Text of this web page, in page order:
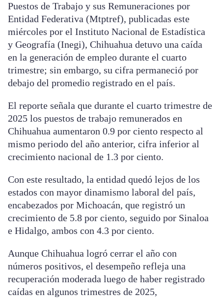
Puestos de Trabajo y sus Remuneraciones por
Entidad Federativa (Mtptref), publicadas este
miércoles por el Instituto Nacional de Estadística
y Geografía (Inegi), Chihuahua detuvo una caída
en la generación de empleo durante el cuarto
trimestre; sin embargo, su cifra permaneció por
debajo del promedio registrado en el país.
El reporte señala que durante el cuarto trimestre de
2025 los puestos de trabajo remunerados en
Chihuahua aumentaron 0.9 por ciento respecto al
mismo periodo del año anterior, cifra inferior al
crecimiento nacional de 1.3 por ciento.
Con este resultado, la entidad quedó lejos de los
estados con mayor dinamismo laboral del país,
encabezados por Michoacán, que registró un
crecimiento de 5.8 por ciento, seguido por Sinaloa
e Hidalgo, ambos con 4.3 por ciento.
Aunque Chihuahua logró cerrar el año con
números positivos, el desempeño refleja una
recuperación moderada luego de haber registrado
caídas en algunos trimestres de 2025,